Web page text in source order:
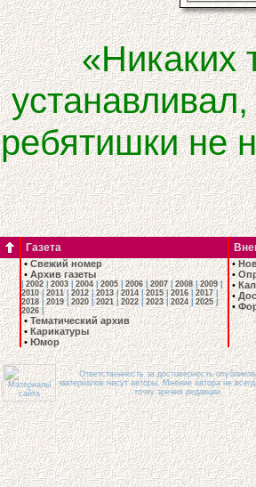
«Никаких
ребятишки не
Газета
•Свежий номер
•Архив газеты
|2002|2003|2004|2005|2006|2007|2008|2009|
2010|2011|2012|2013|2014|2015|2016|2017|
2018|2019|2020|2021|2022|2023|2024|2025|
2026|
•Тематический архив
•Карикатуры
•Юмор
•
•
•
•
•
Ответственность за достоверность
материалов несут авторы. Мнение автора не
точку зрения редакции.